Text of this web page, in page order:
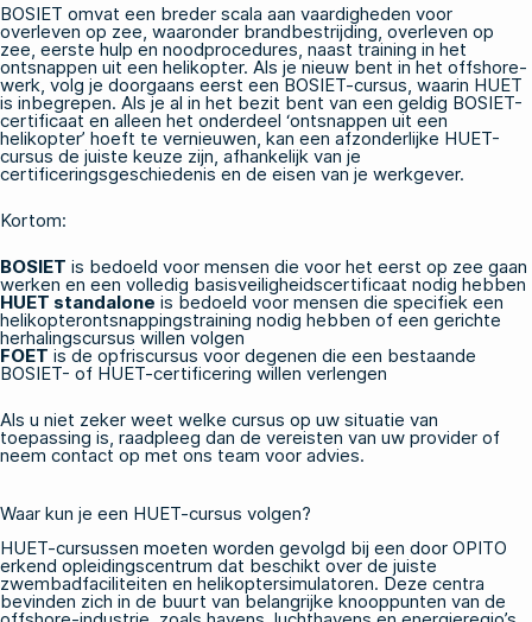
BOSIET omvat een breder scala aan vaardigheden voor
overleven op zee, waaronder brandbestrijding, overleven op
zee, eerste hulp en noodprocedures, naast training in het
ontsnappen uit een helikopter. Als je nieuw bent in het offshore-
werk, volg je doorgaans eerst een BOSIET-cursus, waarin HUET
is inbegrepen. Als je al in het bezit bent van een geldig BOSIET-
certificaat en alleen het onderdeel ‘ontsnappen uit een
helikopter’ hoeft te vernieuwen, kan een afzonderlijke HUET-
cursus de juiste keuze zijn, afhankelijk van je
certificeringsgeschiedenis en de eisen van je werkgever.
Kortom:
BOSIET is bedoeld voor mensen die voor het eerst op zee gaan
werken en een volledig basisveiligheidscertificaat nodig hebben
HUET standalone is bedoeld voor mensen die specifiek een
helikopterontsnappingstraining nodig hebben of een gerichte
herhalingscursus willen volgen
FOET is de opfriscursus voor degenen die een bestaande
BOSIET- of HUET-certificering willen verlengen
Als u niet zeker weet welke cursus op uw situatie van
toepassing is, raadpleeg dan de vereisten van uw provider of
neem contact op met ons team voor advies.
Waar kun je een HUET-cursus volgen?
HUET-cursussen moeten worden gevolgd bij een door OPITO
erkend opleidingscentrum dat beschikt over de juiste
zwembadfaciliteiten en helikoptersimulatoren. Deze centra
bevinden zich in de buurt van belangrijke knooppunten van de